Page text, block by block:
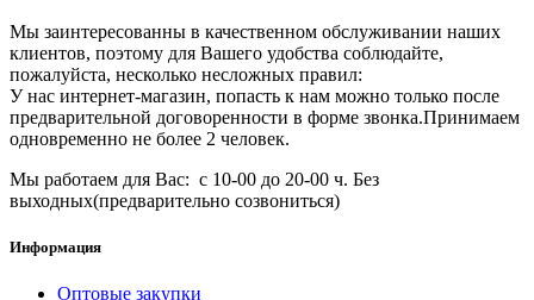
Мы заинтересованны в качественном обслуживании наших
клиентов, поэтому для Вашего удобства соблюдайте,
пожалуйста, несколько несложных правил:
У нас интернет-магазин, попасть к нам можно только после
предварительной договоренности в форме звонка.Принимаем
одновременно не более 2 человек.
Мы работаем для Вас: с 10-00 до 20-00 ч. Без
выходных(предварительно созвониться)
Информация
Оптовые закупки